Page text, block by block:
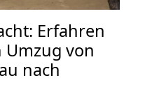
Erfahren
Umzug von
nach